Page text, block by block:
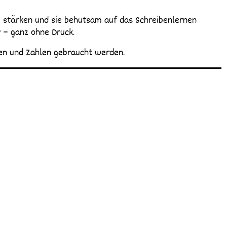
ganz ohne Druck.
und Zahlen gebraucht werden.